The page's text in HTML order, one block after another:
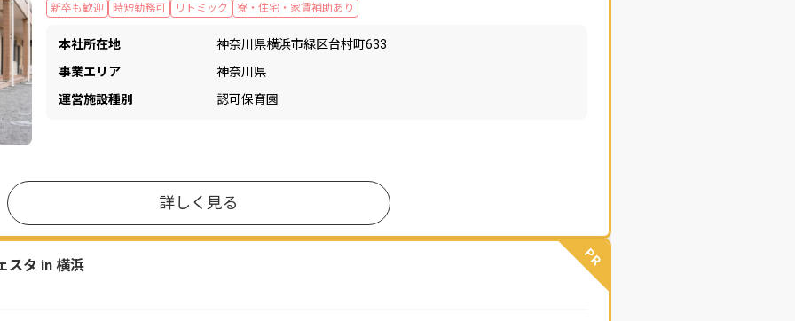
新卒も歓迎 時短勤務可 リトミック 寮・住宅・家賃補助あり
本社所在地
神奈川県横浜市緑区台村町633
事業エリア
神奈川県
運営施設種別
認可保育園
詳しく見る
PR
スタ in 横浜